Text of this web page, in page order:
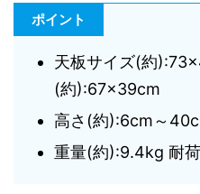
ポイント
天板サイズ(約
(約):67×39cm
高さ(約):6cm～
重量(約):9.4kg 耐